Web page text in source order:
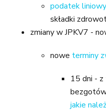
podatek liniowy
składki
zmiany w JPKV7 -
nowe terminy
15 dni -
jakie